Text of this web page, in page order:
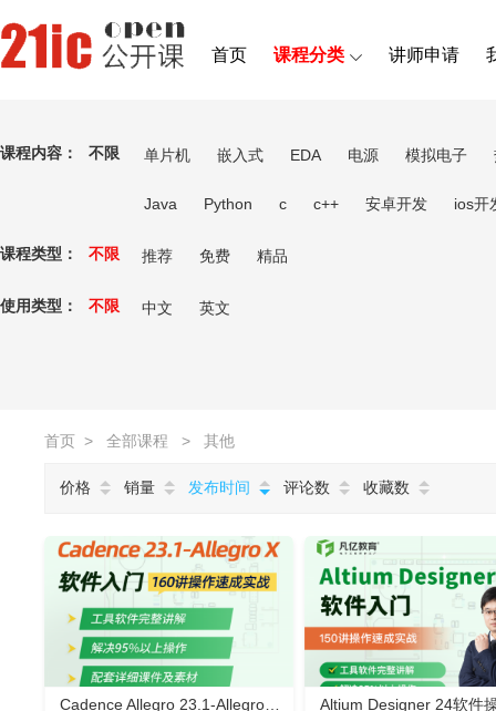
首页 课程分类 讲师申请
课程内容： 不限 单片机 嵌入式 EDA 电源 模拟电子
Java Python c c++ 安卓开发 ios开
课程类型： 不限 推荐 免费 精品
使用类型： 不限 中文 英文
首页 > 全部课程 > 其他
价格 销量 发布时间 评论数 收藏数